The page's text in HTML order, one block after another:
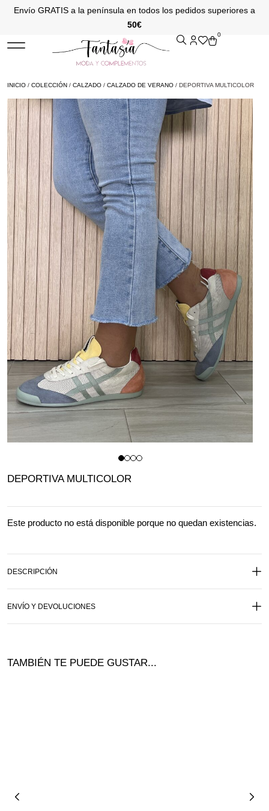
Envío GRATIS a la península en todos los pedidos superiores a
50€
0
INICIO / COLECCIÓN / CALZADO / CALZADO DE VERANO / DEPORTIVA MULTICOLOR
DEPORTIVA MULTICOLOR
Este producto no está disponible porque no quedan existencias.
DESCRIPCIÓN
ENVÍO Y DEVOLUCIONES
TAMBIÉN TE PUEDE GUSTAR...